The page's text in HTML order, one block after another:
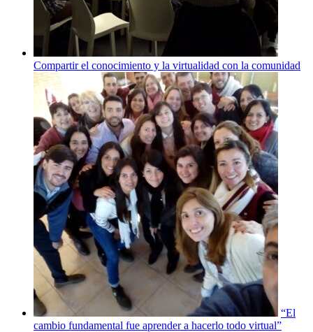
Compartir el conocimiento y la virtualidad con la comunidad
“El
cambio fundamental fue aprender a hacerlo todo virtual”